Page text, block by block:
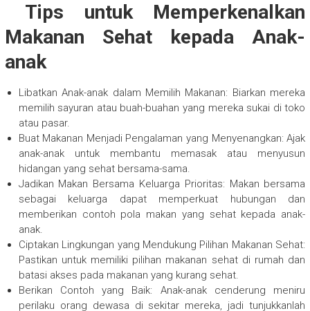
Tips untuk Memperkenalkan
Makanan Sehat kepada Anak-
anak
Libatkan Anak-anak dalam Memilih Makanan: Biarkan mereka
memilih sayuran atau buah-buahan yang mereka sukai di toko
atau pasar.
Buat Makanan Menjadi Pengalaman yang Menyenangkan: Ajak
anak-anak untuk membantu memasak atau menyusun
hidangan yang sehat bersama-sama.
Jadikan Makan Bersama Keluarga Prioritas: Makan bersama
sebagai keluarga dapat memperkuat hubungan dan
memberikan contoh pola makan yang sehat kepada anak-
anak.
Ciptakan Lingkungan yang Mendukung Pilihan Makanan Sehat:
Pastikan untuk memiliki pilihan makanan sehat di rumah dan
batasi akses pada makanan yang kurang sehat.
Berikan Contoh yang Baik: Anak-anak cenderung meniru
perilaku orang dewasa di sekitar mereka, jadi tunjukkanlah